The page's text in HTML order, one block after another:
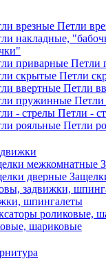
Петли
Петли
Петли
Петли
Петли -
Петли
шпингалеты
шариковые